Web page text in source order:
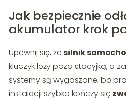
Jak bezpiecznie
akumulator krok
Upewnij się, że silnik
kluczyk leży poza stacyjką, a
systemy są wygaszone, bo
instalacji szybko kończy się